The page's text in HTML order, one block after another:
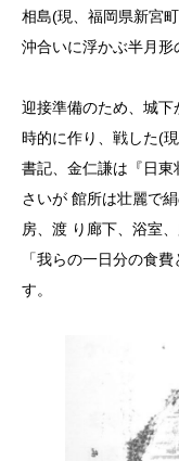
相島(現、福岡県新宮
沖合いに浮かぶ半月形
迎接準備のため、城
時的に作り、戦した(
書記、金仁謙は『日
さいが 館所は壮麗で
房、渡 り廊下、浴室
「我らの一日分の食
す。